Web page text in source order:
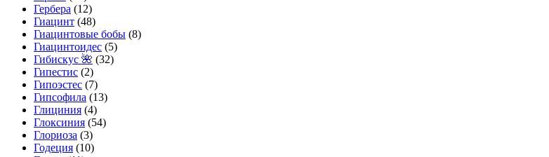
Гербера (12)
Гиацинт (48)
Гиацинтовые бобы (8)
Гиацинтоидес (5)
Гибискус 🌺 (32)
Гипестис (2)
Гипоэстес (7)
Гипсофила (13)
Глициния (4)
Глоксиния (54)
Глориоза (3)
Годеция (10)